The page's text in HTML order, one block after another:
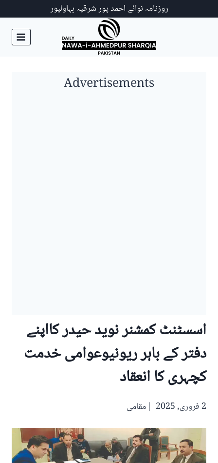
روزنامہ نوائے احمد پور شرقیہ بہاولپور
Advertisements
‪اسسٹنٹ کمشنر نوید حیدر کااپنے
دفتر کے باہر ریونیوعوامی خدمت
کچہری کا انعقاد
2 فروری, 2025 مقامی